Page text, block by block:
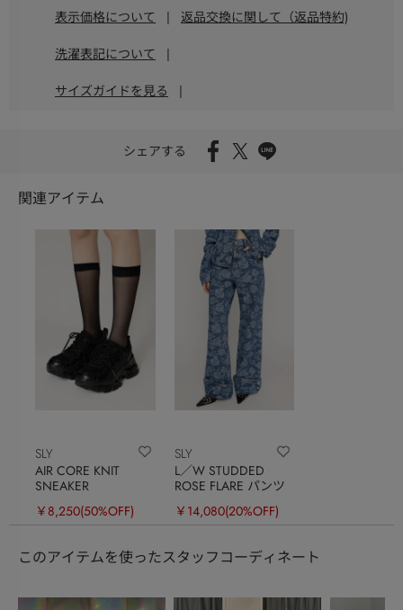
表示価格について | 返品交換に関して（返品特約)
洗濯表記について |
サイズガイドを見る |
シェアする
関連アイテム
SLY
AIR CORE KNIT
SNEAKER
￥8,250(50%OFF)
SLY
L／W STUDDED
ROSE FLARE パンツ
￥14,080(20%OFF)
このアイテムを使ったスタッフコーディネート